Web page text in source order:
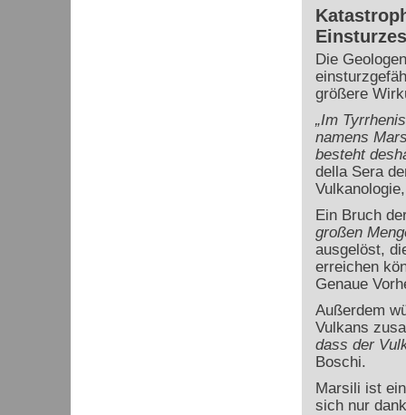
Einsturzes
Die
größere
„Im
namens
besteht
della Sera
Ein Bruch
großen
ausgelöst,
erreichen
Genaue
Außerdem
Vulkans
dass der
Boschi.
Marsili ist
sich nur